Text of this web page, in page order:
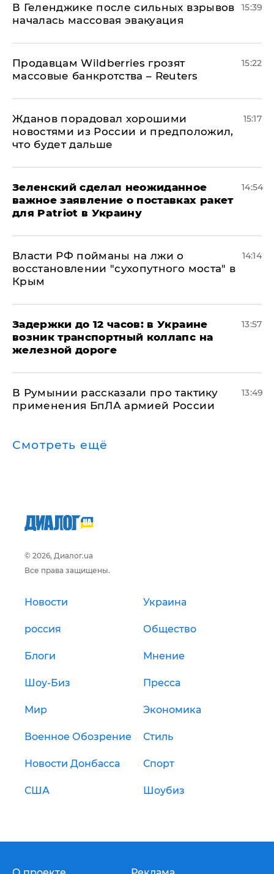
В Геленджике после сильных взрывов
началась массовая эвакуация
15:39
Продавцам Wildberries грозят
массовые банкротства – Reuters
15:22
Жданов порадовал хорошими
новостями из России и предположил,
что будет дальше
15:17
Зеленский сделал неожиданное
важное заявление о поставках ракет
для Patriot в Украину
14:54
Власти РФ пойманы на лжи о
восстановлении "сухопутного моста" в
Крым
14:14
Задержки до 12 часов: в Украине
возник транспортный коллапс на
железной дороге
13:57
В Румынии рассказали про тактику
применения БпЛА армией России
13:49
Смотреть ещё
© 2026, Диалог.ua
Все права защищены.
Новости Украина
россия Общество
Блоги Мнение
Шоу-Биз Пресса
Мир Экономика
Военное Обозрение Стиль
Новости Донбасса Спорт
США Шоубиз